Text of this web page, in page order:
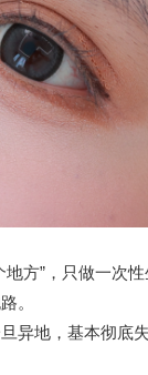
方”，只做一次
。
异地，基本彻